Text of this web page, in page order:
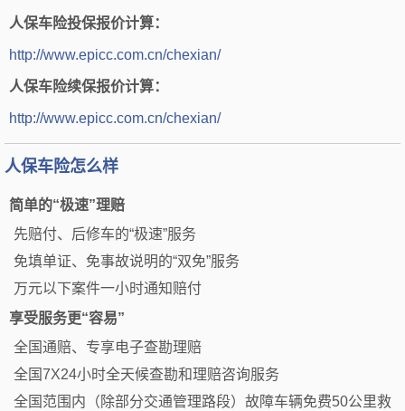
人保车险投保报价计算：
http://www.epicc.com.cn/chexian/
人保车险续保报价计算：
http://www.epicc.com.cn/chexian/
人保车险怎么样
简单的“极速”理赔
先赔付、后修车的“极速”服务
免填单证、免事故说明的“双免”服务
万元以下案件一小时通知赔付
享受服务更“容易”
全国通赔、专享电子查勘理赔
全国7X24小时全天候查勘和理赔咨询服务
全国范围内（除部分交通管理路段）故障车辆免费50公里救